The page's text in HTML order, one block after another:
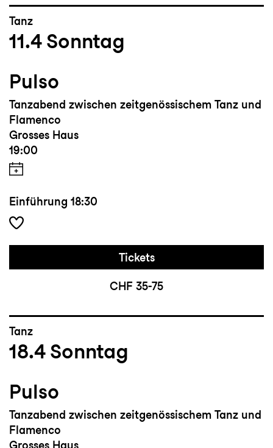
Tanz
11.4 Sonntag
Pulso
Tanzabend zwischen zeitgenössischem Tanz und
Flamenco
Grosses Haus
19:00
Einführung 18:30
Tickets
CHF 35-75
Tanz
18.4 Sonntag
Pulso
Tanzabend zwischen zeitgenössischem Tanz und
Flamenco